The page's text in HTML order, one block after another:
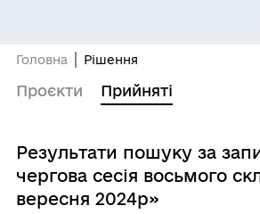
Головна Рішення
Проєкти Прийняті
Результати пошуку за
чергова сесія восьмого
вересня 2024р»